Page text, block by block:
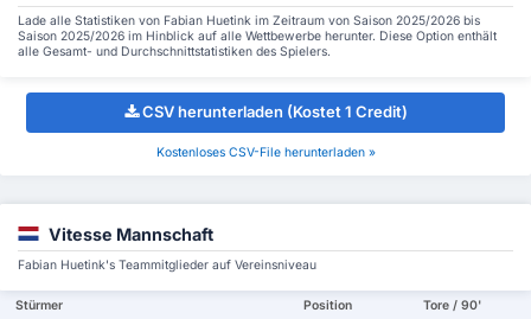
Lade alle Statistiken von Fabian Huetink im Zeitraum von Saison 2025/2026 bis
Saison 2025/2026 im Hinblick auf alle Wettbewerbe herunter. Diese Option enthält
alle Gesamt- und Durchschnittstatistiken des Spielers.
CSV herunterladen (Kostet 1 Credit)
Kostenloses CSV-File herunterladen »
Vitesse Mannschaft
Fabian Huetink's Teammitglieder auf Vereinsniveau
Stürmer Position Tore / 90'